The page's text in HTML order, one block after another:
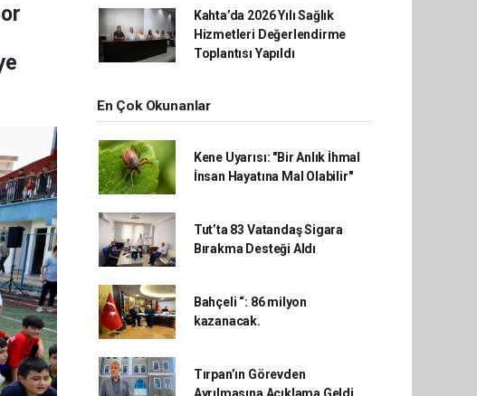
Kahta’da 2026 Yılı Sağlık
Hizmetleri Değerlendirme
Toplantısı Yapıldı
En Çok Okunanlar
Kene Uyarısı: "Bir Anlık İhmal
İnsan Hayatına Mal Olabilir"
Tut’ta 83 Vatandaş Sigara
Bırakma Desteği Aldı
Bahçeli “: 86 milyon
kazanacak.
Tırpan’ın Görevden